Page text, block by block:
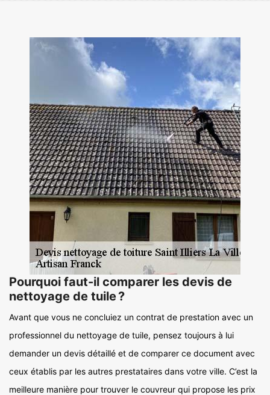
Pourquoi faut-il comparer les devis de
nettoyage de tuile ?
Avant que vous ne concluiez un contrat de prestation avec un
professionnel du nettoyage de tuile, pensez toujours à lui
demander un devis détaillé et de comparer ce document avec
ceux établis par les autres prestataires dans votre ville. C’est la
meilleure manière pour trouver le couvreur qui propose les prix